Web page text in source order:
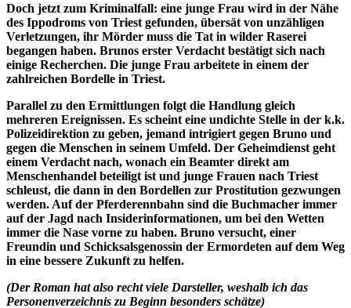
Doch jetzt zum Kriminalfall: eine junge Frau wird in der Nähe
des Ippodroms von Triest gefunden, übersät von unzähligen
Verletzungen, ihr Mörder muss die Tat in wilder Raserei
begangen haben. Brunos erster Verdacht bestätigt sich nach
einige Recherchen. Die junge Frau arbeitete in einem der
zahlreichen Bordelle in Triest.
Parallel zu den Ermittlungen folgt die Handlung gleich
mehreren Ereignissen. Es scheint eine undichte Stelle in der k.k.
Polizeidirektion zu geben, jemand intrigiert gegen Bruno und
gegen die Menschen in seinem Umfeld. Der Geheimdienst geht
einem Verdacht nach, wonach ein Beamter direkt am
Menschenhandel beteiligt ist und junge Frauen nach Triest
schleust, die dann in den Bordellen zur Prostitution gezwungen
werden. Auf der Pferderennbahn sind die Buchmacher immer
auf der Jagd nach Insiderinformationen, um bei den Wetten
immer die Nase vorne zu haben. Bruno versucht, einer
Freundin und Schicksalsgenossin der Ermordeten auf dem Weg
in eine bessere Zukunft zu helfen.
(Der Roman hat also recht viele Darsteller, weshalb ich das
Personenverzeichnis zu Beginn besonders schätze)